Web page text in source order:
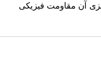
آن مقاومت فیزیکی